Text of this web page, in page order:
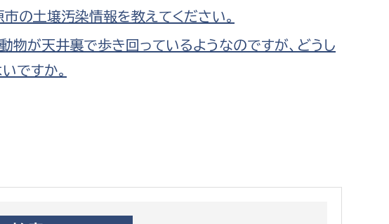
都市計画課
地域交通課
センター
消防総務課
の土壌汚染情報を教えてください。
動物が天井裏で歩き回っているようなのですが、どうし
ですか。